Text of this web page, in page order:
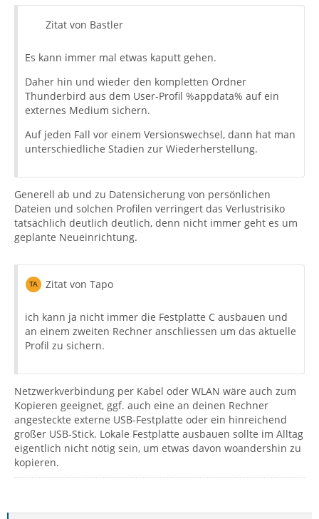
Zitat von Bastler
Es kann immer mal etwas kaputt gehen.
Daher hin und wieder den kompletten Ordner
Thunderbird aus dem User-Profil %appdata% auf ein
externes Medium sichern.
Auf jeden Fall vor einem Versionswechsel, dann hat man
unterschiedliche Stadien zur Wiederherstellung.
Generell ab und zu Datensicherung von persönlichen
Dateien und solchen Profilen verringert das Verlustrisiko
tatsächlich deutlich deutlich, denn nicht immer geht es um
geplante Neueinrichtung.
Zitat von Tapo
ich kann ja nicht immer die Festplatte C ausbauen und
an einem zweiten Rechner anschliessen um das aktuelle
Profil zu sichern.
Netzwerkverbindung per Kabel oder WLAN wäre auch zum
Kopieren geeignet, ggf. auch eine an deinen Rechner
angesteckte externe USB-Festplatte oder ein hinreichend
großer USB-Stick. Lokale Festplatte ausbauen sollte im Alltag
eigentlich nicht nötig sein, um etwas davon woandershin zu
kopieren.